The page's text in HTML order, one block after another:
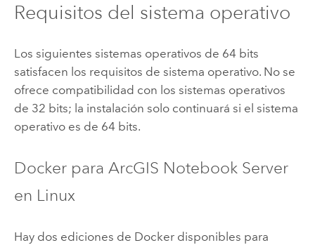
Requisitos del sistema operativo
Los siguientes sistemas operativos de 64 bits
satisfacen los requisitos de sistema operativo. No se
ofrece compatibilidad con los sistemas operativos
de 32 bits; la instalación solo continuará si el sistema
operativo es de 64 bits.
Dockerpara ArcGIS Notebook Server
en Linux
Hay dos ediciones de Dockerdisponibles para